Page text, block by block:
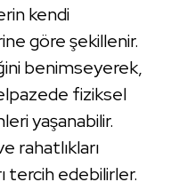
kendi
göre şekillenir.
benimseyerek,
fiziksel
yaşanabilir.
rahatlıkları
tercih edebilirler.